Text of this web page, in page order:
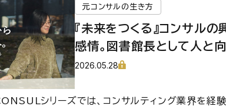
元コンサルの生き方
『未来をつくる』コンサルの
感情。図書館長として人と
リカさん インタビュー【
2026.05.28
シリーズでは、コンサルティング業界を経験